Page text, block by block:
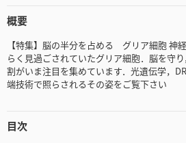
概要
【特集】脳の半分を占める グリア細胞 神
らく見過ごされていたグリア細胞．脳を守
割がいま注目を集めています．光遺伝学，
端技術で照らされるその姿をご覧下さい
目次